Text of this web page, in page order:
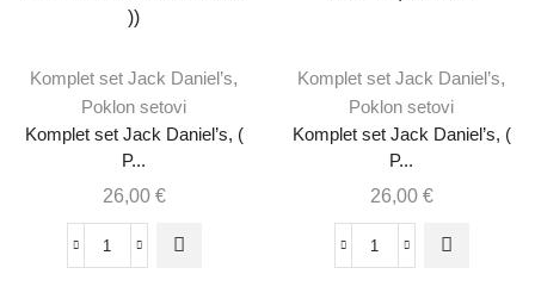
Komplet set Jack Daniel’s,
Poklon setovi
Komplet set Jack Daniel’s, (
P...
26,00 €
Komplet set Jack Daniel’s,
Poklon setovi
Komplet set Jack Daniel’s, (
P...
26,00 €